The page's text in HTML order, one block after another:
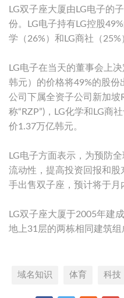
LG双子座大厦由LG电子的
份。LG电子持有LG控股
学（26%）和LG商社（25%
LG电子在当天的董事会上
韩元）的价格将49%的股份
公司下属全资子公司新加坡
称“RZP”)，LG化学和LG商
价1.37万亿韩元。
LG电子方面表示，为预防
流动性，提高投资回报和
手出售双子座，预计将于月
LG双子座大厦于2005年建
地上31层的两栋相同建筑组
域名知识 体育 科技